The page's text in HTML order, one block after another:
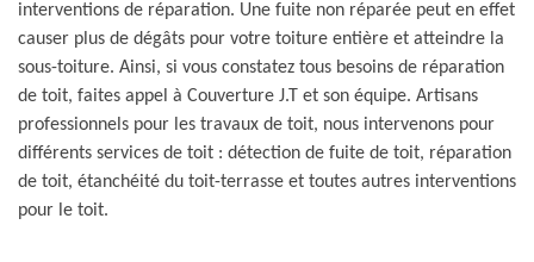
interventions de réparation. Une fuite non réparée peut en effet
causer plus de dégâts pour votre toiture entière et atteindre la
sous-toiture. Ainsi, si vous constatez tous besoins de réparation
de toit, faites appel à Couverture J.T et son équipe. Artisans
professionnels pour les travaux de toit, nous intervenons pour
différents services de toit : détection de fuite de toit, réparation
de toit, étanchéité du toit-terrasse et toutes autres interventions
pour le toit.